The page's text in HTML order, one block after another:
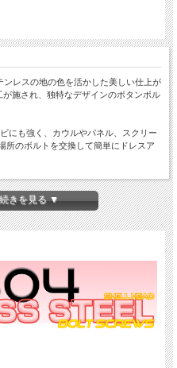
レスの地の色を活かした美しい仕上が
施され、独特なデザインのボタンボル
にも強く、カウルやパネル、スクリー
所のボルトを交換して簡単にドレスア
きを見る ▼